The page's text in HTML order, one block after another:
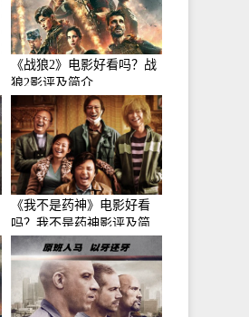
《战狼2》电影好看吗？战
狼2影评及简介
《我不是药神》电影好看
吗？我不是药神影评及简
介